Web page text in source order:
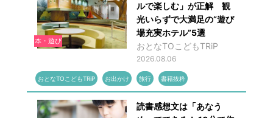
本・遊び
ルで楽しむ」が正解 観
光いらずで大満足の“遊び
場充実ホテル”5選
おとなTOこどもTRiP
2026.08.06
おとなTOこどもTRiP お出かけ 旅行 書籍抜粋
読書感想文は「あなう